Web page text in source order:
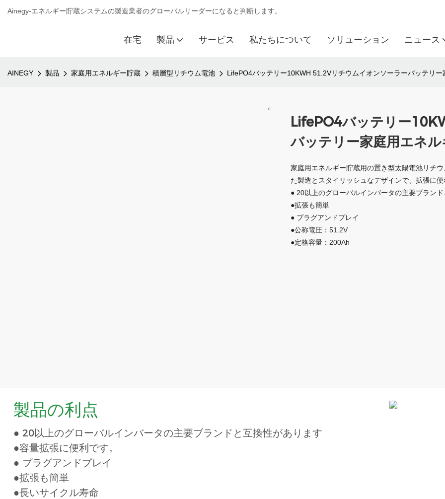
Ainegy-エネルギー貯蔵システムの製造業者のグローバルリーダーになると判断します。
在宅 製品 サービス 私たちについて ソリューション ニュース
AINEGY 製品 家庭用エネルギー貯蔵 積層型リチウム電池 LifePO4バッテリー10KWH 51.2Vリチウムイオンソーラーバッテリ
LifePO4バッテリー
バッテリー家庭用エネ
家庭用エネルギー貯蔵用の置き型太陽電池リチ
た製造とスタイリッシュなデザインで、拡張に
● 20以上のグローバルインバータの主要ブラン
●拡張も簡単
● プラグアンドプレイ
●公称電圧：51.2V
●定格容量：200Ah
製品の利点
● 20以上のグローバルインバータの主要ブランドと互換性があります
●容量拡張に便利です。
● プラグアンドプレイ
●拡張も簡単
●長いサイクル寿命